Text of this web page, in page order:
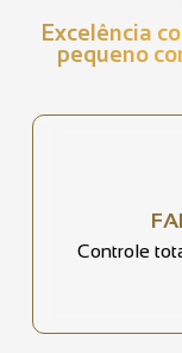
Excelência
pequeno
Controle